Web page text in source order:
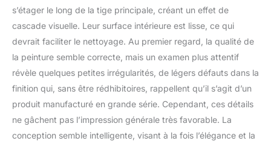
s’étager le long de la tige principale, créant un effet de
cascade visuelle. Leur surface intérieure est lisse, ce qui
devrait faciliter le nettoyage. Au premier regard, la qualité de
la peinture semble correcte, mais un examen plus attentif
révèle quelques petites irrégularités, de légers défauts dans la
finition qui, sans être rédhibitoires, rappellent qu’il s’agit d’un
produit manufacturé en grande série. Cependant, ces détails
ne gâchent pas l’impression générale très favorable. La
conception semble intelligente, visant à la fois l’élégance et la